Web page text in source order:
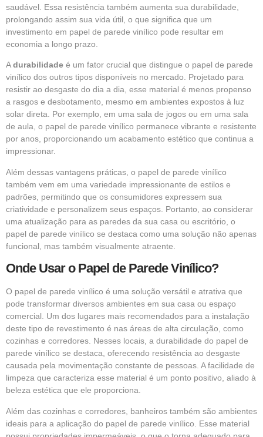
saudável. Essa resistência também aumenta sua durabilidade,
prolongando assim sua vida útil, o que significa que um
investimento em papel de parede vinílico pode resultar em
economia a longo prazo.
Adurabilidade é um fator crucial que distingue o papel de parede
vinílico dos outros tipos disponíveis no mercado. Projetado para
resistir ao desgaste do dia a dia, esse material é menos propenso
a rasgos e desbotamento, mesmo em ambientes expostos à luz
solar direta. Por exemplo, em uma sala de jogos ou em uma sala
de aula, o papel de parede vinílico permanece vibrante e resistente
por anos, proporcionando um acabamento estético que continua a
impressionar.
Além dessas vantagens práticas, o papel de parede vinílico
também vem em uma variedade impressionante de estilos e
padrões, permitindo que os consumidores expressem sua
criatividade e personalizem seus espaços. Portanto, ao considerar
uma atualização para as paredes da sua casa ou escritório, o
papel de parede vinílico se destaca como uma solução não apenas
funcional, mas também visualmente atraente.
Onde Usar o Papel de Parede Vinílico?
O papel de parede vinílico é uma solução versátil e atrativa que
pode transformar diversos ambientes em sua casa ou espaço
comercial. Um dos lugares mais recomendados para a instalação
deste tipo de revestimento é nas áreas de alta circulação, como
cozinhas e corredores. Nesses locais, a durabilidade do papel de
parede vinílico se destaca, oferecendo resistência ao desgaste
causada pela movimentação constante de pessoas. A facilidade de
limpeza que caracteriza esse material é um ponto positivo, aliado à
beleza estética que ele proporciona.
Além das cozinhas e corredores, banheiros também são ambientes
ideais para a aplicação do papel de parede vinílico. Esse material